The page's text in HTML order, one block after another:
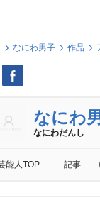
なにわ男子 作品
なにわ
なにわだんし
能人TOP 記事